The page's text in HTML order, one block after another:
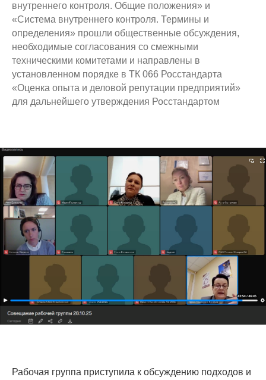
внутреннего контроля. Общие положения» и
«Система внутреннего контроля. Термины и
определения» прошли общественные обсуждения,
необходимые согласования со смежными
техническими комитетами и направлены в
установленном порядке в ТК 066 Росстандарта
«Оценка опыта и деловой репутации предприятий»
для дальнейшего утверждения Росстандартом
Рабочая группа приступила к обсуждению подходов и